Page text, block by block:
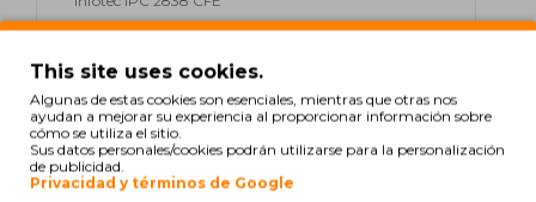
Infotec IPC 3535
Infotec IPC 3535 E
Lanier 2138 C
This site uses cookies.
Algunas de estas cookies son esenciales, mientras que otras nos
ayudan a mejorar su experiencia al proporcionar información sobre
cómo se utiliza el sitio.
Sus datos personales/cookies podrán utilizarse para la personalización
de publicidad.
Privacidad y términos de Google